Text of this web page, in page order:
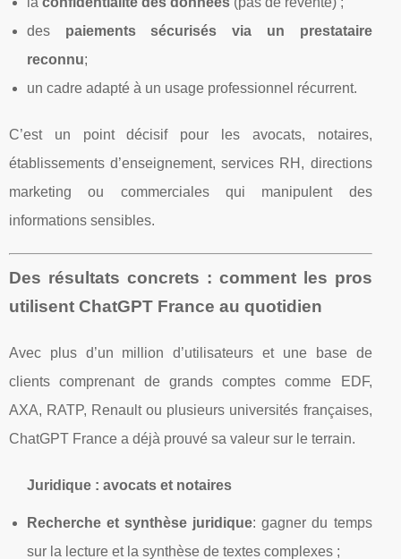
des paiements sécurisés via un prestataire
reconnu;
un cadre adapté à un usage professionnel récurrent.
C’est un point décisif pour les avocats, notaires,
établissements d’enseignement, services RH, directions
marketing ou commerciales qui manipulent des
informations sensibles.
Des résultats concrets : comment les pros
utilisent ChatGPT France au quotidien
Avec plus d’un million d’utilisateurs et une base de
clients comprenant de grands comptes comme EDF,
AXA, RATP, Renault ou plusieurs universités françaises,
ChatGPT France a déjà prouvé sa valeur sur le terrain.
Juridique : avocats et notaires
Recherche et synthèse juridique: gagner du temps
sur la lecture et la synthèse de textes complexes ;